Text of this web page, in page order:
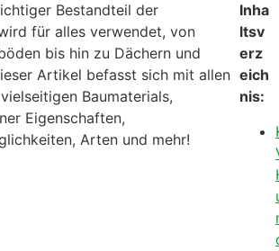
Bestandteil der
für alles verwendet, von
bis hin zu Dächern und
Artikel befasst sich mit allen
Baumaterials,
Eigenschaften,
Arten und mehr!
Inha
ltsv
erz
eich
nis: